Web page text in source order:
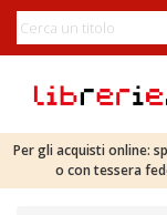
Per gli acquisti online:
o con tessera